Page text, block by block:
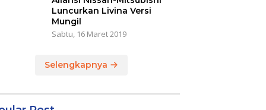
Luncurkan Livina Versi
Mungil
Sabtu, 16 Maret 2019
Selengkapnya